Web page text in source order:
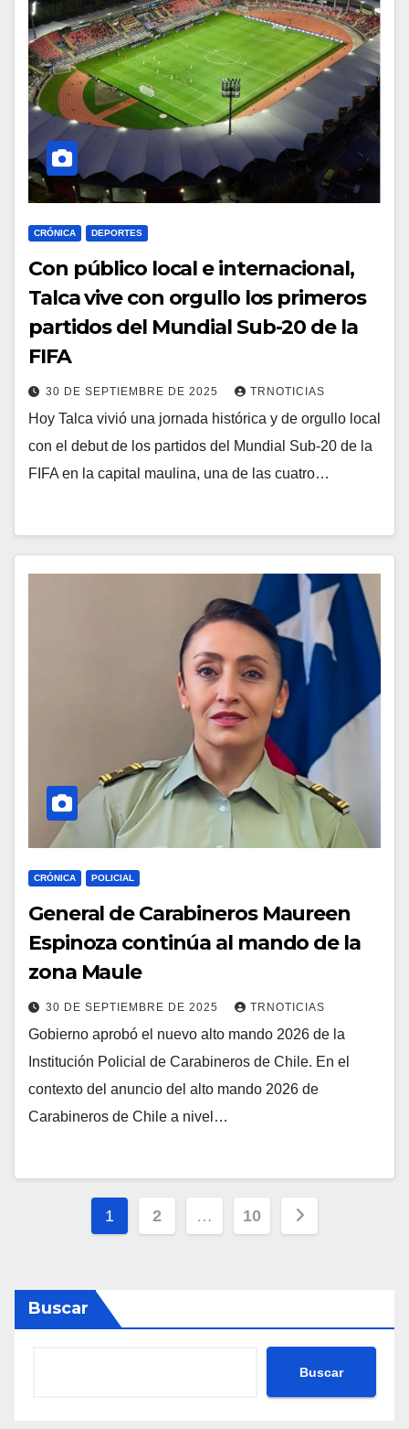
CRÓNICA DEPORTES
Con público local e internacional,
Talca vive con orgullo los primeros
partidos del Mundial Sub-20 de la
FIFA
30 DE SEPTIEMBRE DE 2025 TRNOTICIAS
Hoy Talca vivió una jornada histórica y de orgullo local
con el debut de los partidos del Mundial Sub-20 de la
FIFA en la capital maulina, una de las cuatro…
CRÓNICA POLICIAL
General de Carabineros Maureen
Espinoza continúa al mando de la
zona Maule
30 DE SEPTIEMBRE DE 2025 TRNOTICIAS
Gobierno aprobó el nuevo alto mando 2026 de la
Institución Policial de Carabineros de Chile. En el
contexto del anuncio del alto mando 2026 de
Carabineros de Chile a nivel…
Paginación
entradas
1 2 … 10
Buscar
Buscar